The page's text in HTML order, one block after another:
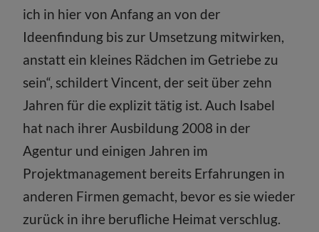
ich in hier von Anfang an von der
Ideenfindung bis zur Umsetzung mitwirken,
anstatt ein kleines Rädchen im Getriebe zu
sein“, schildert Vincent, der seit über zehn
Jahren für die explizit tätig ist. Auch Isabel
hat nach ihrer Ausbildung 2008 in der
Agentur und einigen Jahren im
Projektmanagement bereits Erfahrungen in
anderen Firmen gemacht, bevor es sie wieder
zurück in ihre berufliche Heimat verschlug.